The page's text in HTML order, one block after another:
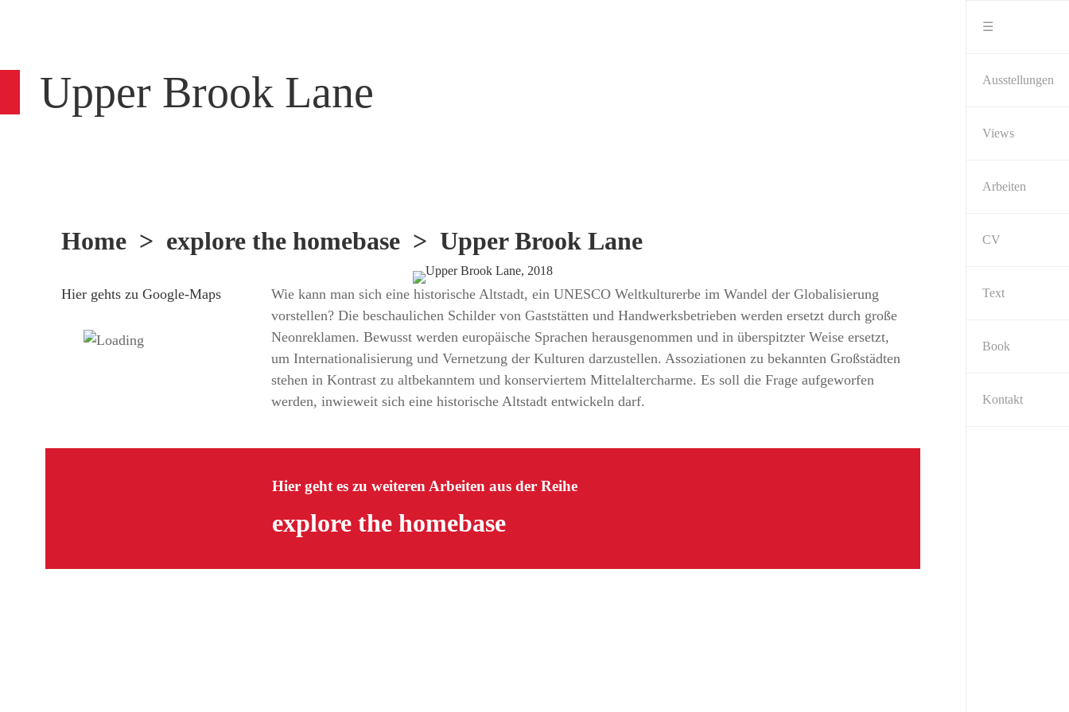
content
☰
Ausstellungen
Views
Arbeiten
CV
Text
Book
Kontakt
Upper Brook Lane
Home > explore the homebase > Upper Brook Lane
Hier gehts zu Google-Maps
Wie kann man sich eine historische Altstadt, ein UNESCO Weltkulturerbe im Wandel der Globalisierung
vorstellen? Die beschaulichen Schilder von Gaststätten und Handwerksbetrieben werden ersetzt durch große
Neonreklamen. Bewusst werden europäische Sprachen herausgenommen und in überspitzter Weise ersetzt,
um Internationalisierung und Vernetzung der Kulturen darzustellen. Assoziationen zu bekannten Großstädten
stehen in Kontrast zu altbekanntem und konserviertem Mittelaltercharme. Es soll die Frage aufgeworfen
werden, inwieweit sich eine historische Altstadt entwickeln darf.
Hier geht es zu weiteren Arbeiten aus der Reihe
explore the homebase